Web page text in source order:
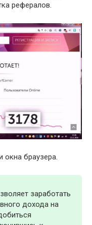
рефералов.
окна браузера.
заработать
дохода на